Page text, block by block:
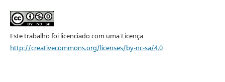
Este trabalho foi licenciado com uma Licença
http://creativecommons.org/licenses/by-nc-sa/4.0